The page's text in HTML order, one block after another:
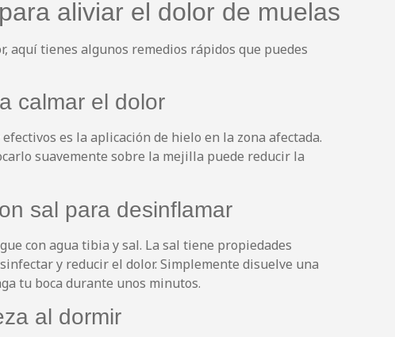
aliviar el dolor de muelas
aquí tienes algunos remedios rápidos que puedes
calmar el dolor
es la aplicación de hielo en la zona afectada.
suavemente sobre la mejilla puede reducir la
sal para desinflamar
con agua tibia y sal. La sal tiene propiedades
y reducir el dolor. Simplemente disuelve una
tu boca durante unos minutos.
al dormir